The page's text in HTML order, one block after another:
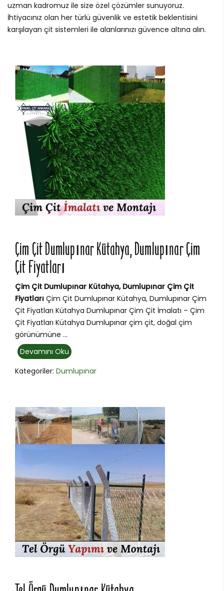
uzman kadromuz ile size özel çözümler sunuyoruz.
İhtiyacınız olan her türlü güvenlik ve estetik beklentisini
karşılayan çit sistemleri ile alanlarınızı güvence altına alın.
Çim Çit Dumlupınar Kütahya, Dumlupınar Çim
Çit Fiyatları
Çim Çit Dumlupınar Kütahya, Dumlupınar Çim Çit
Fiyatları Çim Çit Dumlupınar Kütahya, Dumlupınar Çim
Çit Fiyatları Kütahya Dumlupınar Çim Çit İmalatı – Çim
Çit Fiyatları Kütahya Dumlupınar çim çit, doğal çim
görünümüne ...
Devamını Oku
Kategoriler: Dumlupınar